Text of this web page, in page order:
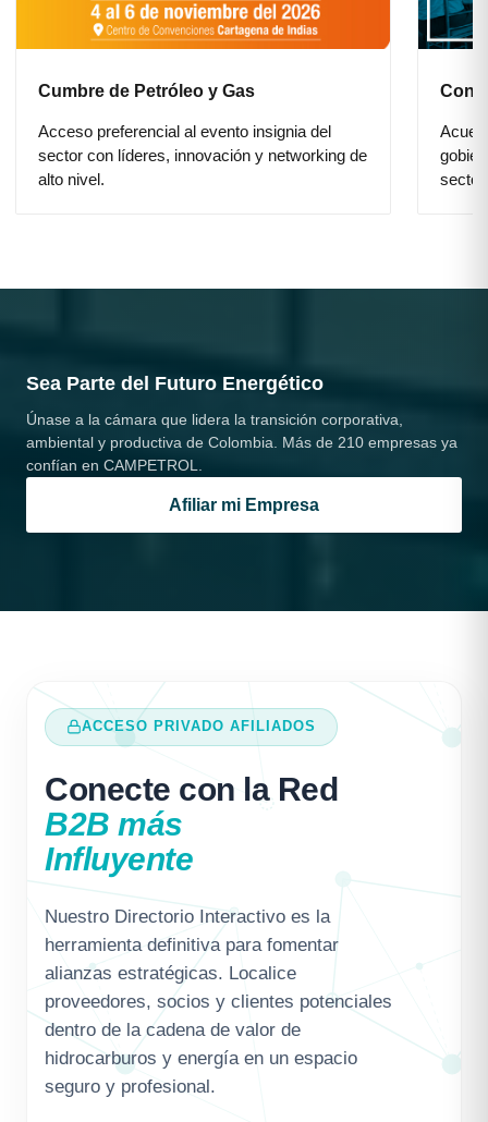
Cumbre de Petróleo y Gas
Acceso preferencial al evento insignia del
sector con líderes, innovación y networking de
alto nivel.
sector
Sea Parte del Futuro Energético
Únase a la cámara que lidera la transición corporativa,
ambiental y productiva de Colombia. Más de 210 empresas ya
confían en CAMPETROL.
Afiliar mi Empresa
ACCESO PRIVADO AFILIADOS
Conecte con la Red
B2B más
Influyente
Nuestro Directorio Interactivo es la
herramienta definitiva para fomentar
alianzas estratégicas. Localice
proveedores, socios y clientes potenciales
dentro de la cadena de valor de
hidrocarburos y energía en un espacio
seguro y profesional.